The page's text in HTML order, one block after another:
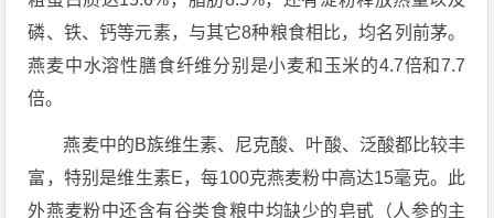
磷、铁、钙等元素，与其它8种粮食相比，均名列前茅。
燕麦中水溶性膳食纤维分别是小麦和玉米的4.7倍和7.7
倍。
燕麦中的B族维生素、尼克酸、叶酸、泛酸都比较丰
富，特别是维生素E，每100克燕麦粉中高达15毫克。此
外燕麦粉中还含有谷类食粮中均缺少的皂甙（人参的主